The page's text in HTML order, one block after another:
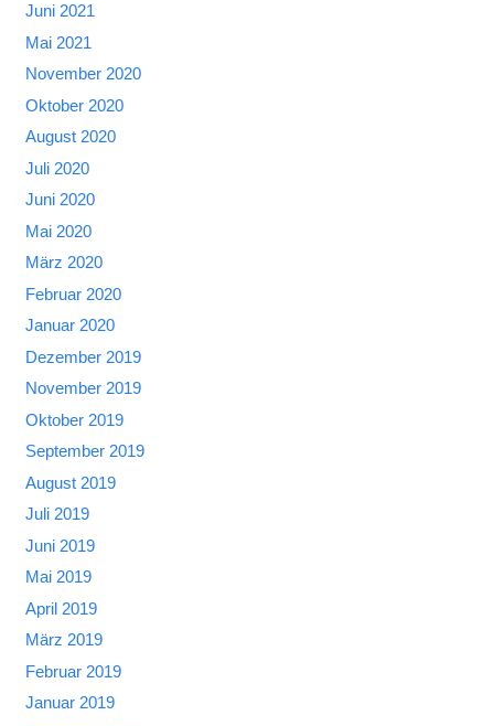
Juni 2021
Mai 2021
November 2020
Oktober 2020
August 2020
Juli 2020
Juni 2020
Mai 2020
März 2020
Februar 2020
Januar 2020
Dezember 2019
November 2019
Oktober 2019
September 2019
August 2019
Juli 2019
Juni 2019
Mai 2019
April 2019
März 2019
Februar 2019
Januar 2019